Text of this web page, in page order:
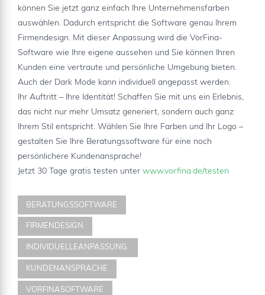
können Sie jetzt ganz einfach Ihre Unternehmensfarben
auswählen. Dadurch entspricht die Software genau Ihrem
Firmendesign. Mit dieser Anpassung wird die VorFina-
Software wie Ihre eigene aussehen und Sie können Ihren
Kunden eine vertraute und persönliche Umgebung bieten.
Auch der Dark Mode kann individuell angepasst werden.
Ihr Auftritt – Ihre Identität! Schaffen Sie mit uns ein Erlebnis,
das nicht nur mehr Umsatz generiert, sondern auch ganz
Ihrem Stil entspricht. Wählen Sie Ihre Farben und Ihr Logo –
gestalten Sie Ihre Beratungssoftware für eine noch
persönlichere Kundenansprache!
Jetzt 30 Tage gratis testen unter www.vorfina.de/testen
BERATUNGSSOFTWARE
FIRMENDESIGN
INDIVIDUELLEANPASSUNG.
KUNDENANSPRACHE
VORFINASOFTWARE